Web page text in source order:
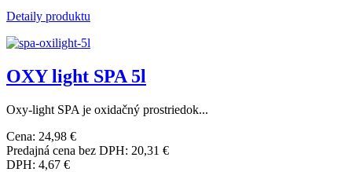
Detaily produktu
OXY light SPA 5l
Oxy-light SPA je oxidačný prostriedok...
Cena: 24,98 €
Predajná cena bez DPH: 20,31 €
DPH: 4,67 €